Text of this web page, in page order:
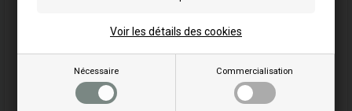
Nécessaire Commercialisation
Voir les détails des cookies